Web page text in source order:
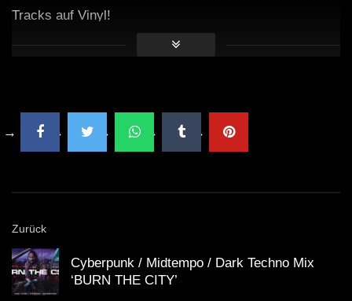
Tracks auf Vinyl!
Zurück
Cyberpunk / Midtempo / Dark Techno Mix
‘BURN THE CITY’